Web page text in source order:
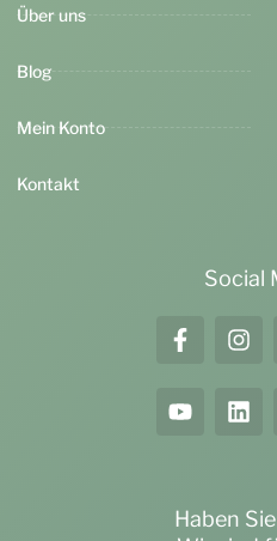
Über uns
Blog
Mein Konto
Kontakt
Social
Haben